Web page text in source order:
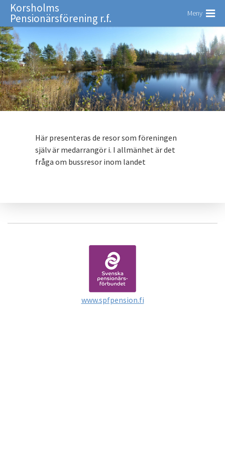
Korsholms
Pensionärsförening r.f. Meny
Här presenteras de resor som föreningen
själv är medarrangör i. I allmänhet är det
fråga om bussresor inom landet
www.spfpension.fi